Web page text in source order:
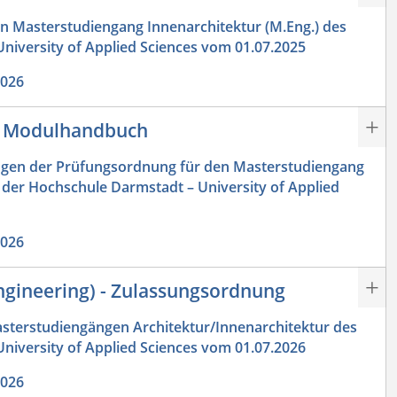
Innenarchitektur (M.Eng.) des
of Applied Sciences vom 01.07.2025
der Prüfungsordnung für den Masterstudiengang
Hochschule Darmstadt – University of Applied
- Zulassungsordnung
Architektur/Innenarchitektur des
of Applied Sciences vom 01.07.2026